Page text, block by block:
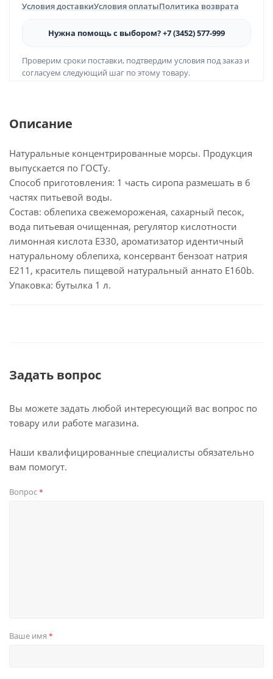
Условия доставкиУсловия оплатыПолитика возврата
Нужна помощь с выбором? +7 (3452) 577-999
Проверим сроки поставки, подтвердим условия под заказ и
согласуем следующий шаг по этому товару.
Описание
Натуральные концентрированные морсы. Продукция
выпускается по ГОСТу.
Способ приготовления: 1 часть сиропа размешать в 6
частях питьевой воды.
Состав: облепиха свежемороженая, сахарный песок,
вода питьевая очищенная, регулятор кислотности
лимонная кислота Е330, ароматизатор идентичный
натуральному облепиха, консервант бензоат натрия
Е211, краситель пищевой натуральный аннато Е160b.
Упаковка: бутылка 1 л.
Задать вопрос
Вы можете задать любой интересующий вас вопрос по
товару или работе магазина.
Наши квалифицированные специалисты обязательно
вам помогут.
Вопрос*
Ваше имя *